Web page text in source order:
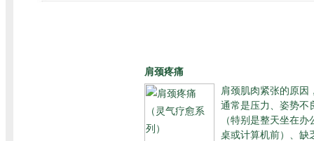
肩颈疼痛
肩颈肌肉紧张的原因
通常是压力、姿势不
（特别是整天坐在办
桌或计算机前）、缺